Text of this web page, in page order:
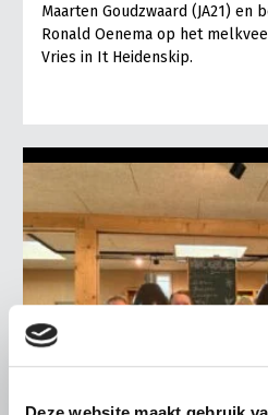
Maarten Goudzwaard (JA21) en
Ronald Oenema op het
Vries in It Heidenskip.